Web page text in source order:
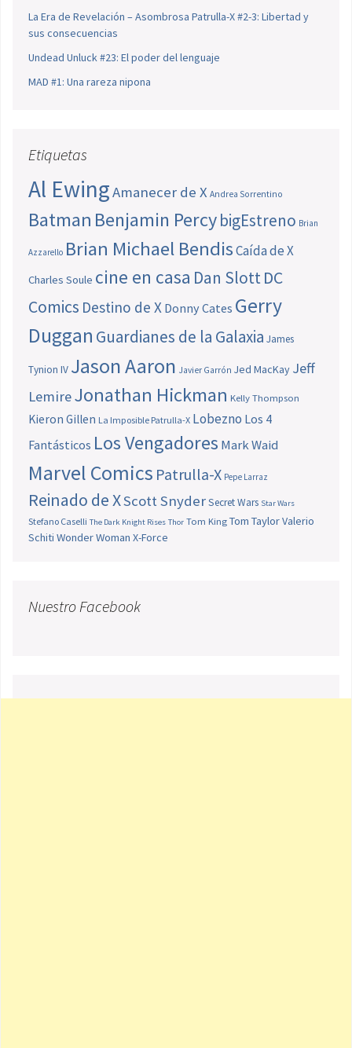
La Era de Revelación – Asombrosa Patrulla-X #2-3: Libertad y
sus consecuencias
Undead Unluck #23: El poder del lenguaje
MAD #1: Una rareza nipona
Etiquetas
Al EwingAmanecer de X Andrea Sorrentino
Batman Benjamin PercybigEstreno Brian
Azzarello Brian Michael BendisCaída de X
Charles Soule cine en casa Dan SlottDC
Comics Destino de X Donny Cates Gerry
Duggan Guardianes de la Galaxia James
Tynion IV Jason Aaron Javier Garrón Jed MacKay Jeff
LemireJonathan Hickman Kelly Thompson
Kieron Gillen La Imposible Patrulla-X Lobezno Los 4
Fantásticos Los Vengadores Mark Waid
Marvel Comics Patrulla-X Pepe Larraz
Reinado de XScott SnyderSecret Wars Star Wars
Stefano Caselli The Dark Knight Rises Thor Tom King Tom TaylorValerio
Schiti Wonder Woman X-Force
Nuestro Facebook